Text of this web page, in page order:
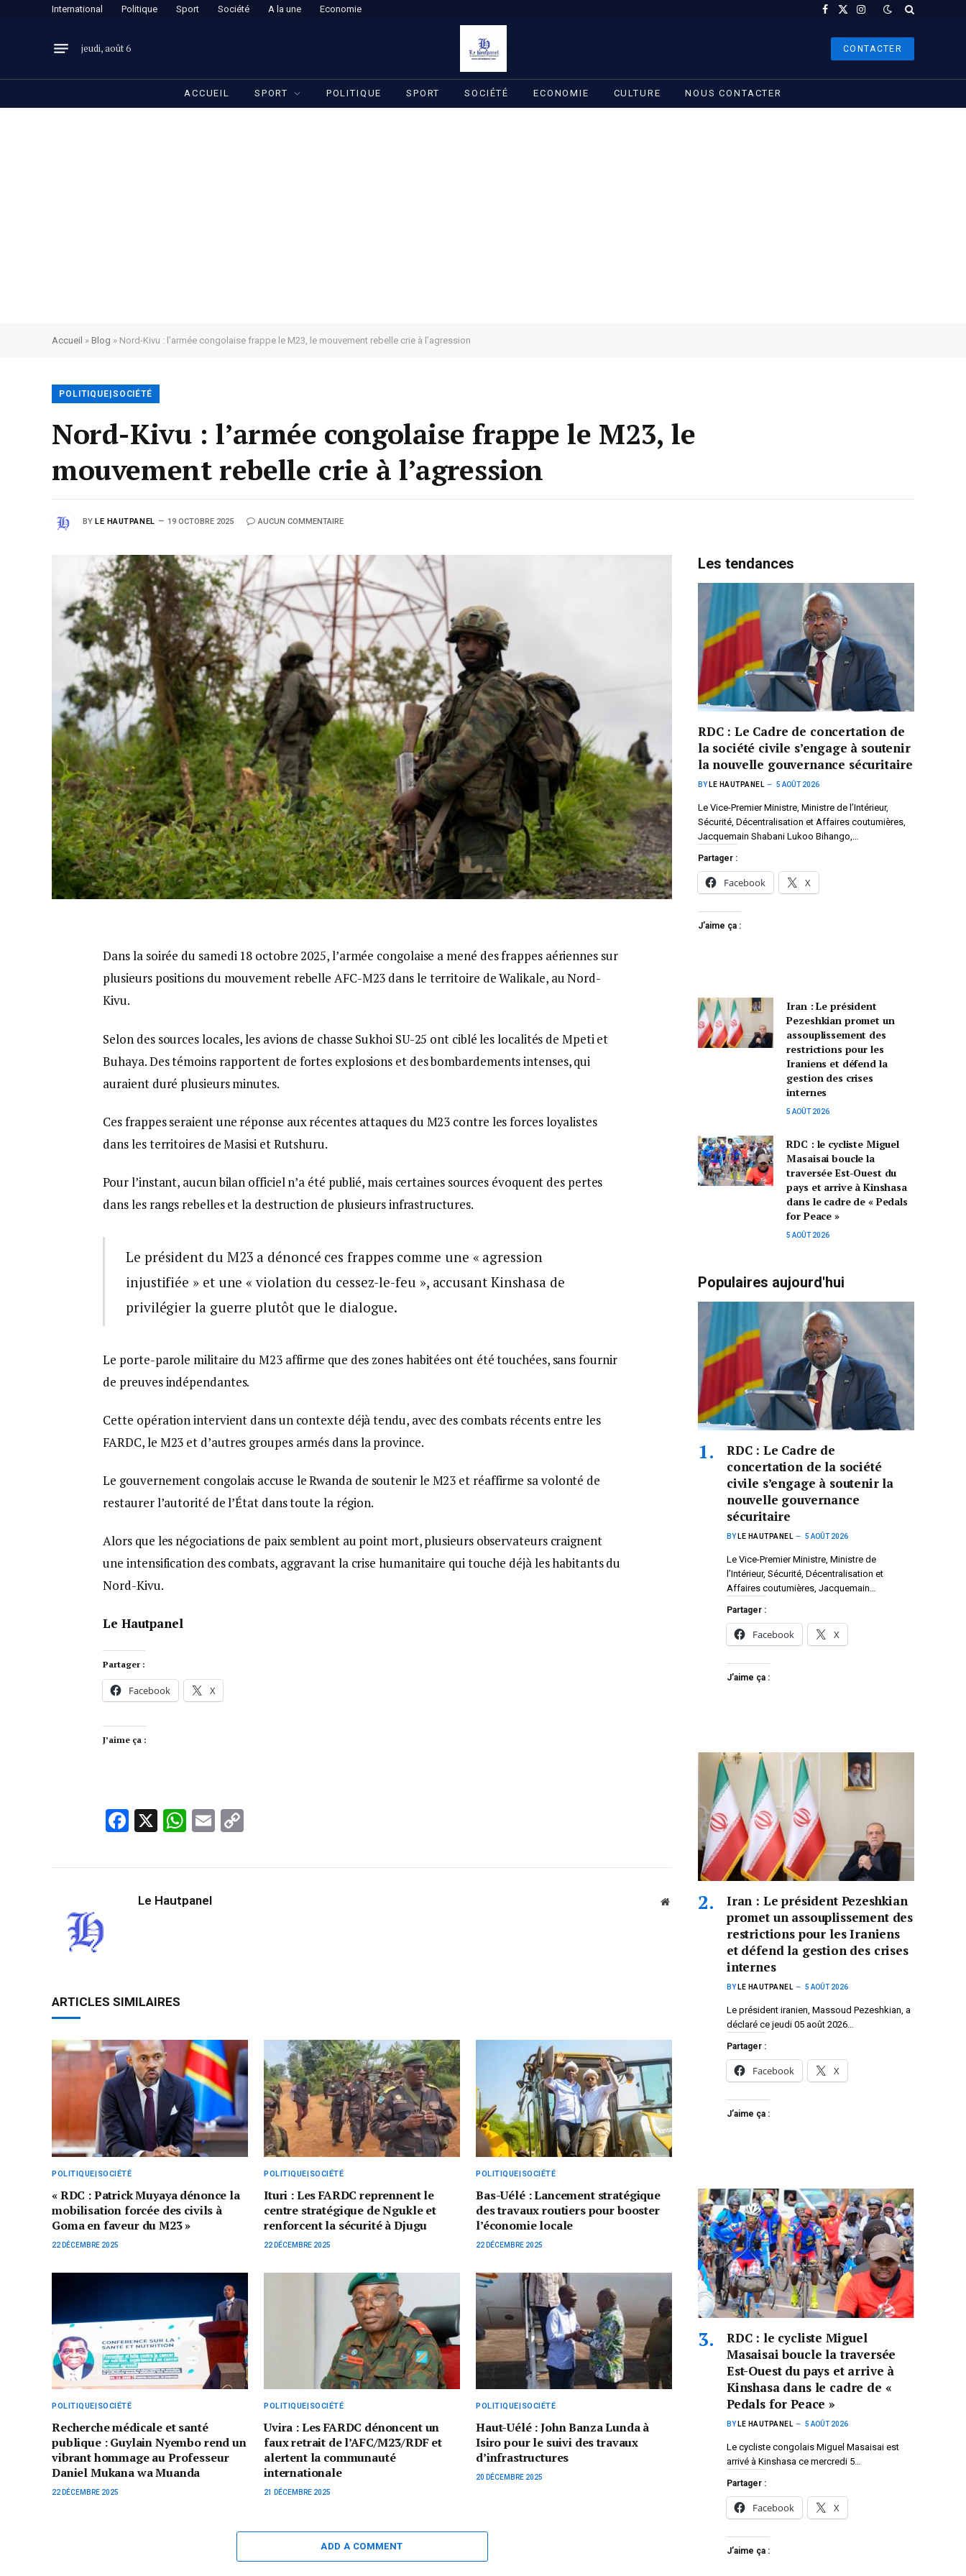
International Politique Sport Société A la une Economie Facebook
X
Instagram
jeudi, août 6 CONTACTER
ACCUEIL SPORT POLITIQUE SPORT SOCIÉTÉ ECONOMIE CULTURE NOUS CONTACTER
Accueil » Blog » Nord-Kivu : l’armée congolaise frappe le M23, le mouvement rebelle crie à l’agression
POLITIQUE|SOCIÉTÉ
Nord-Kivu : l’armée congolaise frappe le M23, le
mouvement rebelle crie à l’agression
BY LE HAUTPANEL 19 OCTOBRE 2025 AUCUN COMMENTAIRE
Dans la soirée du samedi 18 octobre 2025, l’armée congolaise a mené des frappes aériennes sur
plusieurs positions du mouvement rebelle AFC-M23 dans le territoire de Walikale, au Nord-
Kivu.
Selon des sources locales, les avions de chasse Sukhoi SU-25 ont ciblé les localités de Mpeti et
Buhaya. Des témoins rapportent de fortes explosions et des bombardements intenses, qui
auraient duré plusieurs minutes.
Ces frappes seraient une réponse aux récentes attaques du M23 contre les forces loyalistes
dans les territoires de Masisi et Rutshuru.
Pour l’instant, aucun bilan officiel n’a été publié, mais certaines sources évoquent des pertes
dans les rangs rebelles et la destruction de plusieurs infrastructures.
Le président du M23 a dénoncé ces frappes comme une « agression
injustifiée » et une « violation du cessez-le-feu », accusant Kinshasa de
privilégier la guerre plutôt que le dialogue.
Le porte-parole militaire du M23 affirme que des zones habitées ont été touchées, sans fournir
de preuves indépendantes.
Cette opération intervient dans un contexte déjà tendu, avec des combats récents entre les
FARDC, le M23 et d’autres groupes armés dans la province.
Le gouvernement congolais accuse le Rwanda de soutenir le M23 et réaffirme sa volonté de
restaurer l’autorité de l’État dans toute la région.
Alors que les négociations de paix semblent au point mort, plusieurs observateurs craignent
une intensification des combats, aggravant la crise humanitaire qui touche déjà les habitants du
Nord-Kivu.
Le Hautpanel
Partager :
Facebook X
J’aime ça :
Facebook
X WhatsApp
Email
Le Hautpanel Website
ARTICLES SIMILAIRES
POLITIQUE|SOCIÉTÉ
« RDC : Patrick Muyaya dénonce la
mobilisation forcée des civils à
Goma en faveur du M23 »
22 DÉCEMBRE 2025
POLITIQUE|SOCIÉTÉ
Ituri : Les FARDC reprennent le
centre stratégique de Ngukle et
renforcent la sécurité à Djugu
22 DÉCEMBRE 2025
POLITIQUE|SOCIÉTÉ
Bas-Uélé : Lancement stratégique
des travaux routiers pour booster
l’économie locale
22 DÉCEMBRE 2025
POLITIQUE|SOCIÉTÉ
Recherche médicale et santé
publique : Guylain Nyembo rend un
vibrant hommage au Professeur
Daniel Mukana wa Muanda
22 DÉCEMBRE 2025
POLITIQUE|SOCIÉTÉ
Uvira : Les FARDC dénoncent un
faux retrait de l’AFC/M23/RDF et
alertent la communauté
internationale
21 DÉCEMBRE 2025
POLITIQUE|SOCIÉTÉ
Haut-Uélé : John Banza Lunda à
Isiro pour le suivi des travaux
d’infrastructures
20 DÉCEMBRE 2025
ADD A COMMENT
Les tendances
RDC : Le Cadre de concertation de
la société civile s’engage à soutenir
la nouvelle gouvernance sécuritaire
BY LE HAUTPANEL 5 AOÛT 2026
Le Vice-Premier Ministre, Ministre de l’Intérieur,
Sécurité, Décentralisation et Affaires coutumières,
Jacquemain Shabani Lukoo Bihango,…
Partager :
Facebook X
J’aime ça :
Iran : Le président
Pezeshkian promet un
assouplissement des
restrictions pour les
Iraniens et défend la
gestion des crises
internes
5 AOÛT 2026
RDC : le cycliste Miguel
Masaisai boucle la
traversée Est-Ouest du
pays et arrive à Kinshasa
dans le cadre de « Pedals
for Peace »
5 AOÛT 2026
Populaires aujourd'hui
RDC : Le Cadre de
concertation de la société
civile s’engage à soutenir la
nouvelle gouvernance
sécuritaire
BY LE HAUTPANEL 5 AOÛT 2026
Le Vice-Premier Ministre, Ministre de
l’Intérieur, Sécurité, Décentralisation et
Affaires coutumières, Jacquemain…
Partager :
Facebook X
J’aime ça :
Iran : Le président Pezeshkian
promet un assouplissement des
restrictions pour les Iraniens
et défend la gestion des crises
internes
BY LE HAUTPANEL 5 AOÛT 2026
Le président iranien, Massoud Pezeshkian, a
déclaré ce jeudi 05 août 2026…
Partager :
Facebook X
J’aime ça :
RDC : le cycliste Miguel
Masaisai boucle la traversée
Est-Ouest du pays et arrive à
Kinshasa dans le cadre de «
Pedals for Peace »
BY LE HAUTPANEL 5 AOÛT 2026
Le cycliste congolais Miguel Masaisai est
arrivé à Kinshasa ce mercredi 5…
Partager :
Facebook X
J’aime ça :